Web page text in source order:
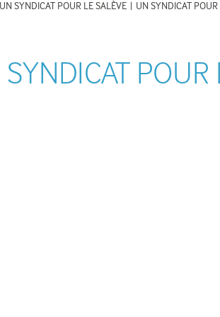
UN SYNDICAT POUR LE SALÈVE | UN SYNDICAT POUR
POUR